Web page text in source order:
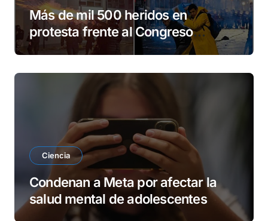
Más de mil 500 heridos en
protesta frente al Congreso
argentino
Ciencia
Condenan a Meta por afectar la
salud mental de adolescentes